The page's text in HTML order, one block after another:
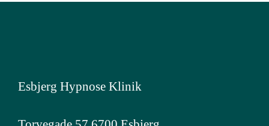
Esbjerg Hypnose Klinik